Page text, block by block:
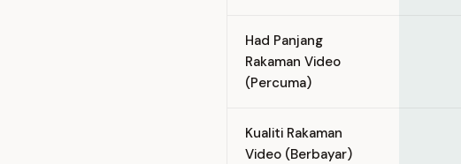
Had Panjang
Rakaman Video
(Percuma)
Kualiti Rakaman
Video (Berbayar)